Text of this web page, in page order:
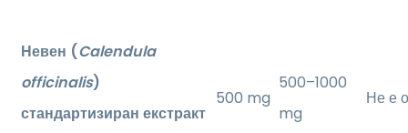
Невен (Calendula
officinalis)
стандартизиран екстракт
500 mg
500–1000
mg
Не е